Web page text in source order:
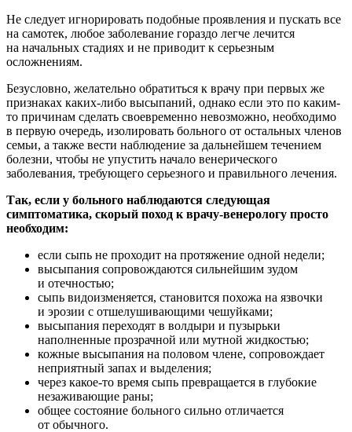
Не следует игнорировать подобные проявления и пускать все
на самотек, любое заболевание гораздо легче лечится
на начальных стадиях и не приводит к серьезным
осложнениям.
Безусловно, желательно обратиться к врачу при первых же
признаках каких-либо высыпаний, однако если это по каким-
то причинам сделать своевременно невозможно, необходимо
в первую очередь, изолировать больного от остальных членов
семьи, а также вести наблюдение за дальнейшем течением
болезни, чтобы не упустить начало венерического
заболевания, требующего серьезного и правильного лечения.
Так, если у больного наблюдаются следующая
симптоматика, скорый поход к врачу-венерологу просто
необходим:
если сыпь не проходит на протяжение одной недели;
высыпания сопровождаются сильнейшим зудом
и отечностью;
сыпь видоизменяется, становится похожа на язвочки
и эрозии с отшелушивающими чешуйками;
высыпания переходят в волдыри и пузырьки
наполненные прозрачной или мутной жидкостью;
кожные высыпания на половом члене, сопровождает
неприятный запах и выделения;
через какое-то время сыпь превращается в глубокие
незаживающие раны;
общее состояние больного сильно отличается
от обычного.